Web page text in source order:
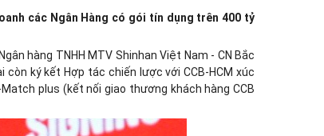
các Ngân Hàng có gói tín dụng trên 400 tỷ
hàng TNHH MTV Shinhan Việt Nam - CN Bắc
còn ký kết Hợp tác chiến lược với CCB-HCM xúc
plus (kết nối giao thương khách hàng CCB